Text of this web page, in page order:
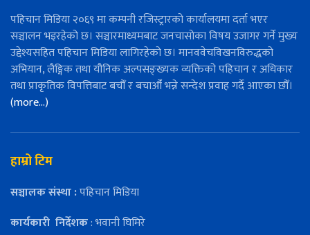
पहिचान मिडिया २०६९ मा कम्पनी रजिस्ट्रारको कार्यालयमा दर्ता भएर
सञ्चालन भइरहेको छ। सञ्चारमाध्यमबाट जनचासोका विषय उजागर गर्ने मुख्य
उद्देश्यसहित पहिचान मिडिया लागिरहेको छ। मानववेचविखनविरुद्धको
अभियान, लैङ्गिक तथा यौनिक अल्पसङ्ख्यक व्यक्तिको पहिचान र अधिकार
तथा प्राकृतिक विपत्तिबाट बचौँ र बचाऔँ भन्ने सन्देश प्रवाह गर्दै आएका छौँ।
(more…)
हाम्रो टिम
सञ्चालक संस्था :पहिचान मिडिया
कार्यकारी निर्देशक: भवानी घिमिरे